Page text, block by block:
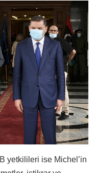
yetkilileri ise Michel’in